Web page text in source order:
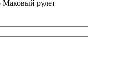
Маковый рулет